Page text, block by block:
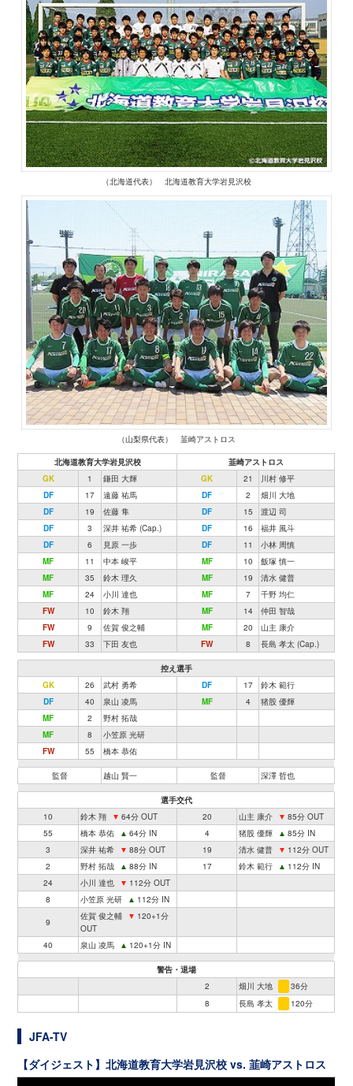
（北海道代表） 北海道教育大学岩見沢校
（山梨県代表） 韮崎アストロス
北海道教育大学岩見沢校
韮崎アストロス
GK
1 鎌田 大輝 GK 21
川村 修平
DF
17 遠藤 祐馬 DF 2
畑川 大地
DF
19 佐藤 隼 DF 15
渡辺 司
DF
3 深井 祐希 (Cap.) DF 16
福井 風斗
DF
6 見原 一歩 DF 11
小林 周慎
MF
11 中本 峻平 MF 10
飯塚 慎一
MF
35 鈴木 理久 MF 19
清水 健普
MF
24 小川 達也 MF 7
千野 均仁
FW
10 鈴木 翔 MF 14
仲田 智哉
FW
9 佐賀 俊之輔 MF 20
山主 康介
FW
33 下田 友也 FW 8 長島 孝太 (Cap.)
控え選手
GK
26 武村 勇希 DF 17
鈴木 範行
DF
40 泉山 凌馬 MF 4
猪股 優輝
MF
2
野村 拓哉
MF
8
小笠原 光研
FW
55 橋本 恭佑
監督 越山 賢一 監督 深澤 哲也
選手交代
10
鈴木 翔 ▼ 64分 OUT 20 山主 康介 ▼ 85分 OUT
55
橋本 恭佑 ▲ 64分 IN 4 猪股 優輝 ▲ 85分 IN
3
深井 祐希 ▼ 88分 OUT 19 清水 健普 ▼ 112分 OUT
2
野村 拓哉 ▲ 88分 IN 17 鈴木 範行 ▲ 112分 IN
24
小川 達也 ▼ 112分 OUT
8
小笠原 光研 ▲ 112分 IN
9
佐賀 俊之輔 ▼ 120+1分
OUT
40
泉山 凌馬 ▲ 120+1分 IN
警告・退場
2
畑川 大地
36分
8
長島 孝太 120分
JFA-TV
【ダイジェスト】北海道教育大学岩見沢校 vs. 韮崎アストロス